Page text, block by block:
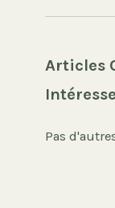
Articles
Pas